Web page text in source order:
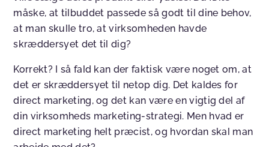
måske, at tilbuddet passede så godt til dine behov,
at man skulle tro, at virksomheden havde
skræddersyet det til dig?
Korrekt? I så fald kan der faktisk være noget om, at
det er skræddersyet til netop dig. Det kaldes for
direct marketing, og det kan være en vigtig del af
din virksomheds marketing-strategi. Men hvad er
direct marketing helt præcist, og hvordan skal man